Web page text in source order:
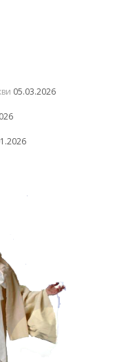
05.03.2026